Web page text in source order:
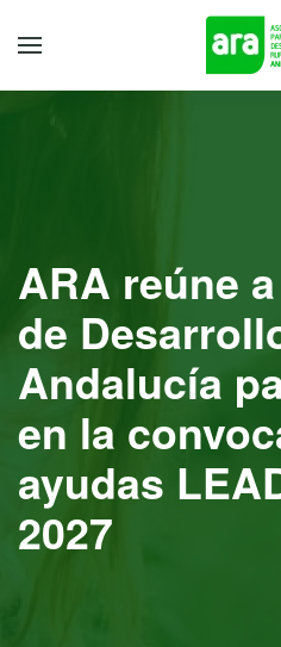
ARA reúne
de
Andalucía
en la
ayudas
2027